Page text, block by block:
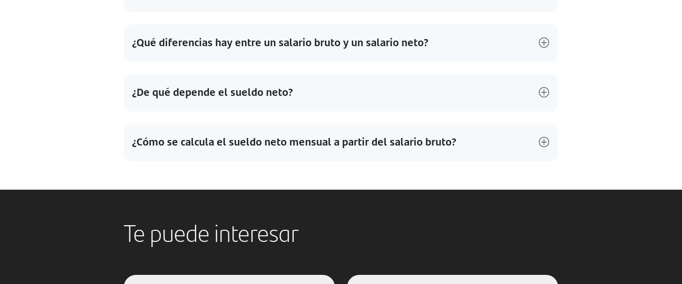
¿Qué diferencias hay entre un salario bruto y un salario neto?
¿De qué depende el sueldo neto?
¿Cómo se calcula el sueldo neto mensual a partir del salario bruto?
Te puede interesar